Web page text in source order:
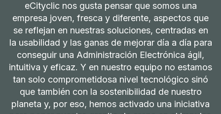
eCityclic nos gusta pensar que somos una
empresa joven, fresca y diferente, aspectos que
se reflejan en nuestras soluciones, centradas en
la usabilidad y las ganas de mejorar día a día para
conseguir una Administración Electrónica ágil,
intuitiva y eficaz. Y en nuestro equipo no estamos
tan solo comprometidosa nivel tecnológico sinó
que también con la sostenibilidad de nuestro
planeta y, por eso, hemos activado una iniciativa